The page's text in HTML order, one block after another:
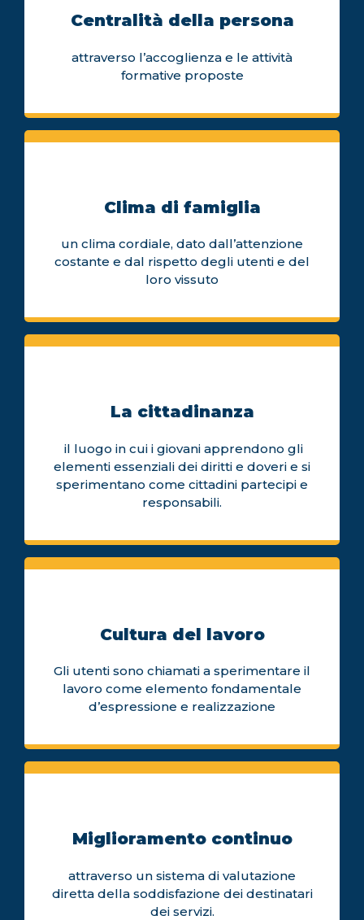
Centralità della persona
attraverso l’accoglienza e le attività
formative proposte
Clima di famiglia
un clima cordiale, dato dall’attenzione
costante e dal rispetto degli utenti e del
loro vissuto
La cittadinanza
il luogo in cui i giovani apprendono gli
elementi essenziali dei diritti e doveri e si
sperimentano come cittadini partecipi e
responsabili.
Cultura del lavoro
Gli utenti sono chiamati a sperimentare il
lavoro come elemento fondamentale
d’espressione e realizzazione
Miglioramento continuo
attraverso un sistema di valutazione
diretta della soddisfazione dei destinatari
dei servizi.